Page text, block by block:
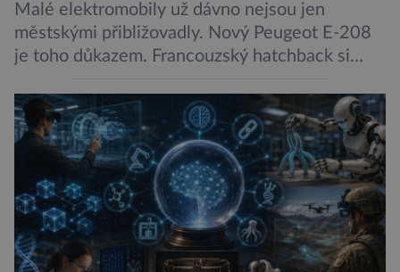
Malé elektromobily už dávno nejsou jen
městskými přibližovadly. Nový Peugeot E-208
je toho důkazem. Francouzský hatchback si
dojezd a modernější technologie, ale hlavně
ukazuje, že i kompaktní elektromobil může být
autem, se kterým bez obav vyrazíte za hranice
města Peugeot se u modelu 208 trefil do
černého už […]